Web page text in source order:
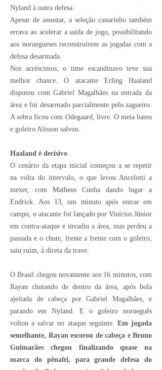
Nyland à outra defesa.
Apesar de assustar, a seleção canarinho também
errava ao acelerar a saída de jogo, possibilitando
aos noruegueses reconstruírem as jogadas com a
defesa desarmada.
Nos acréscimos, o time escandinavo teve sua
melhor chance. O atacante Erling Haaland
disputou com Gabriel Magalhães na entrada da
área e foi desarmado parcialmente pelo zagueiro.
A sobra ficou com Odegaard, livre. O meia bateu
e goleiro Alisson salvou.
Haaland é decisivo
O cenário da etapa inicial começou a se repetir
na volta do intervalo, o que levou Ancelotti a
mexer, com Matheus Cunha dando lugar a
Endrick. Aos 13, um minuto após entrar em
campo, o atacante foi lançado por Vinícius Júnior
em contra-ataque e invadiu a área, mas perdeu a
passada e o chute, frente a frente com o goleiro,
saiu ruim, à direta da trave.
O Brasil chegou novamente aos 16 minutos, com
Rayan chutando de dentro da área, após bola
ajeitada de cabeça por Gabriel Magalhães, e
parando em Nyland. E o goleiro norueguês
voltou a salvar no ataque seguinte.
Em jogada
semelhante, Rayan escorou de cabeça e Bruno
Guimarães chegou finalizando quase na
marca do pênalti, para grande defesa do